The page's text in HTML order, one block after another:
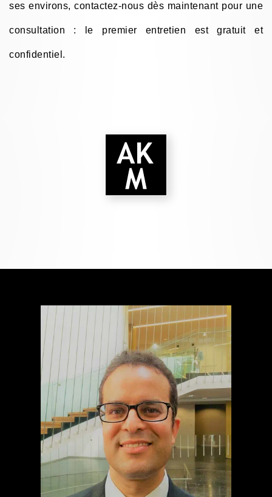
ses environs, contactez-nous dès maintenant pour une
consultation : le premier entretien est gratuit et
confidentiel.